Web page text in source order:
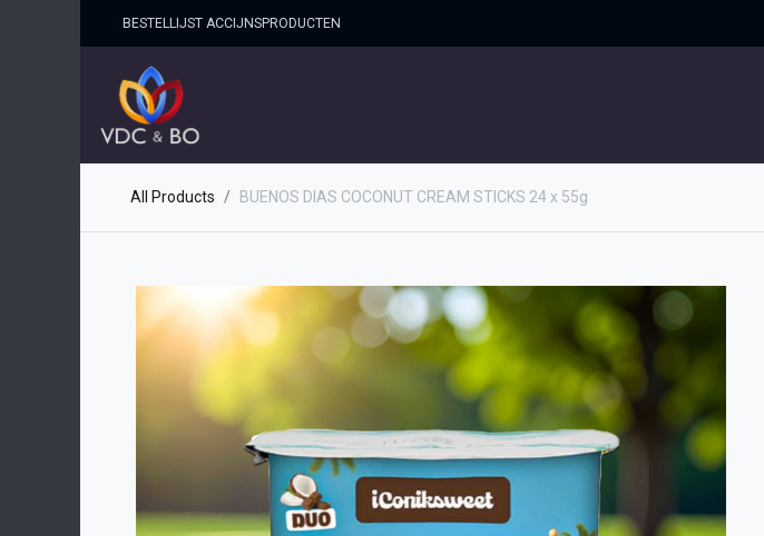
BESTELLIJST ACCIJNSPRO​DUCTEN
All Products BUENOS DIAS COCONUT CREAM STICKS 24 x 55g